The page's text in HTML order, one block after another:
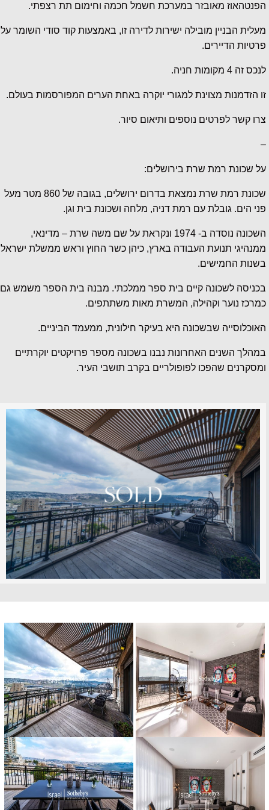
הפנטהאוז מאובזר במערכת חשמל חכמה וחימום תת רצפתי.
מעלית הבניין מובילה ישירות לדירה זו, באמצעות קוד סודי השומר על
פרטיות הדיירים.
לנכס זה 4 מקומות חניה.
זו הזדמנות מצוינת למגורי יוקרה באחת הערים המפורסמות בעולם.
צרו קשר לפרטים נוספים ותיאום סיור.
–
על שכונת רמת שרת בירושלים:
שכונת רמת שרת נמצאת בדרום ירושלים, בגובה של 860 מטר מעל
פני הים. גובלת עם רמת דניה, מלחה ושכונת בית וגן.
השכונה נוסדה ב- 1974 ונקראת על שם משה שרת – מדינאי,
ממנהיגי תנועת העבודה בארץ, כיהן כשר החוץ וראש ממשלת ישראל
בשנות החמישים.
בכניסה לשכונה קיים בית ספר ממלכתי. מבנה בית הספר משמש גם
כמרכז נוער וקהילה, המשרת מאות משתתפים.
האוכלוסייה שבשכונה היא בעיקר חילונית, ממעמד הביניים.
במהלך השנים האחרונות נבנו בשכונה מספר פרויקטים יוקרתיים
ומסקרנים שהפכו לפופולריים בקרב תושבי העיר.